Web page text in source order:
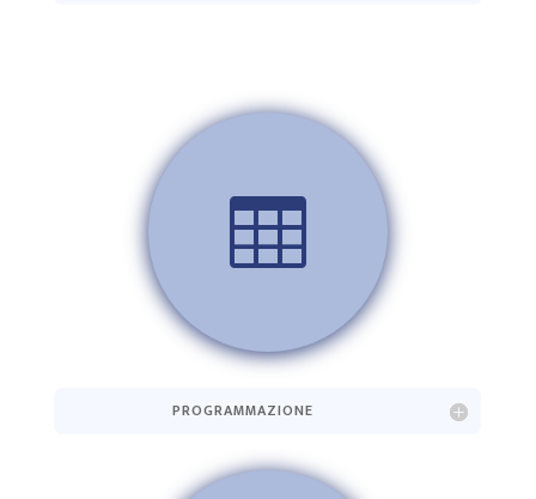

PROGRAMMAZIONE